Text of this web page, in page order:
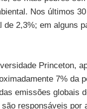
Nos últimos
de 2,3%; em alguns
Princeton,
7% da
emissões globais
responsáveis por